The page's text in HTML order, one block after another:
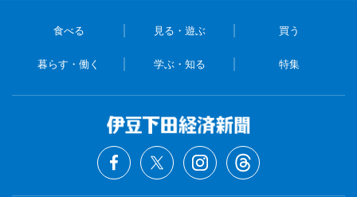
食べる 見る・遊ぶ 買う
暮らす・働く 学ぶ・知る 特集